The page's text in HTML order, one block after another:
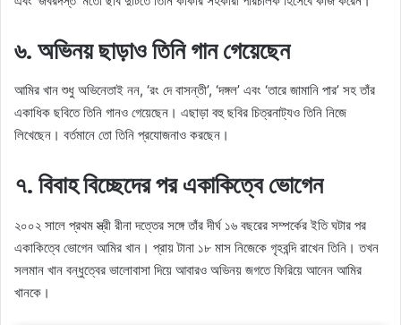
৬. অভিনয় ছাড়াও তিনি গান গেয়েছেন
আমির খান শুধু অভিনেতাই নন, ‘রং দে বাসন্তী’, ‘দঙ্গল’ এবং ‘তারে জামানি পার’ সহ তাঁর
একাধিক ছবিতে তিনি গানও গেয়েছেন। এছাড়া বহু ছবির চিত্রনাট্যও তিনি নিজে
লিখেছেন। বর্তমানে তো তিনি প্রযোজনাও করছেন।
৭. বিবাহ বিচ্ছেদের পর একাকিত্বে ভোগেন
২০০২ সালে প্রথম স্ত্রী রীনা দত্তের সঙ্গে তাঁর দীর্ঘ ১৬ বছরের সম্পর্কের ইতি ঘটার পর
একাকিত্বে ভোগেন আমির খান। প্রায় টানা ১৮ মাস নিজেকে গৃহবন্দি রাখেন তিনি। তখন
সলমান খান বন্ধুত্বের ভালোবাসা দিয়ে আবারও অভিনয় জগতে ফিরিয়ে আনেন আমির
খানকে।